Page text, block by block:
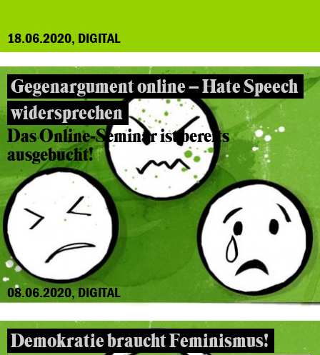
18.06.2020, DIGITAL
Gegenargument online – Hate Speech
widersprechen
Das Online-Seminar ist bereits
ausgebucht!
08.06.2020, DIGITAL
Demokratie braucht Feminismus!